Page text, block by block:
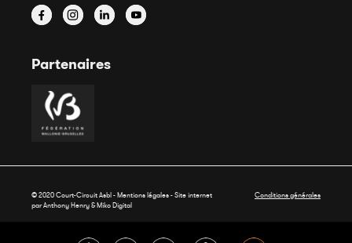
Partenaires
© 2020 Court-Circuit Asbl - Mentions légales - Site internet
par Anthony Henry &Miko Digital
Conditions générales